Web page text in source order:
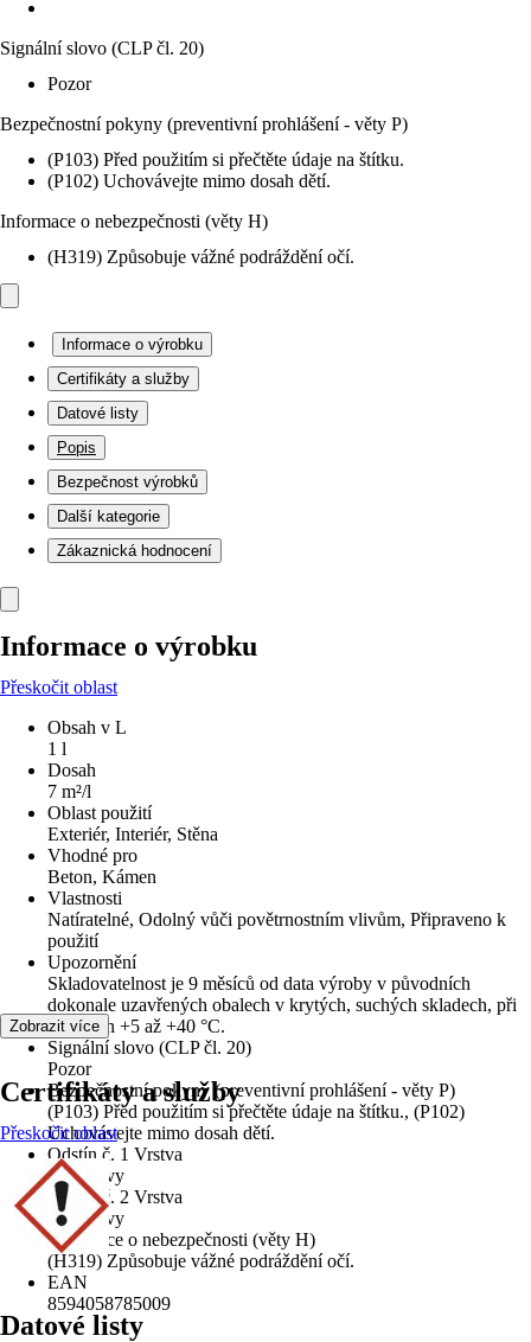
Signální slovo (CLP čl. 20)
Pozor
Bezpečnostní pokyny (preventivní prohlášení - věty P)
(P103) Před použitím si přečtěte údaje na štítku.
(P102) Uchovávejte mimo dosah dětí.
Informace o nebezpečnosti (věty H)
(H319) Způsobuje vážné podráždění očí.
Informace o výrobku
Certifikáty a služby
Datové listy
Popis
Bezpečnost výrobků
Další kategorie
Zákaznická hodnocení
Informace o výrobku
Přeskočit oblast
Obsah v L
1 l
Dosah
7 m²/l
Oblast použití
Exteriér, Interiér, Stěna
Vhodné pro
Beton, Kámen
Vlastnosti
Natíratelné, Odolný vůči povětrnostním vlivům, Připraveno k
použití
Upozornění
Skladovatelnost je 9 měsíců od data výroby v původních
dokonale uzavřených obalech v krytých, suchých skladech, při
teplotách +5 až +40 °C.
Signální slovo (CLP čl. 20)
Pozor
Bezpečnostní pokyny (preventivní prohlášení - věty P)
(P103) Před použitím si přečtěte údaje na štítku., (P102)
Uchovávejte mimo dosah dětí.
Odstín č. 1 Vrstva
Bez barvy
Odstín č. 2 Vrstva
Bez barvy
Informace o nebezpečnosti (věty H)
(H319) Způsobuje vážné podráždění očí.
EAN
8594058785009
Zobrazit více
Certifikáty a služby
Přeskočit oblast
Datové listy